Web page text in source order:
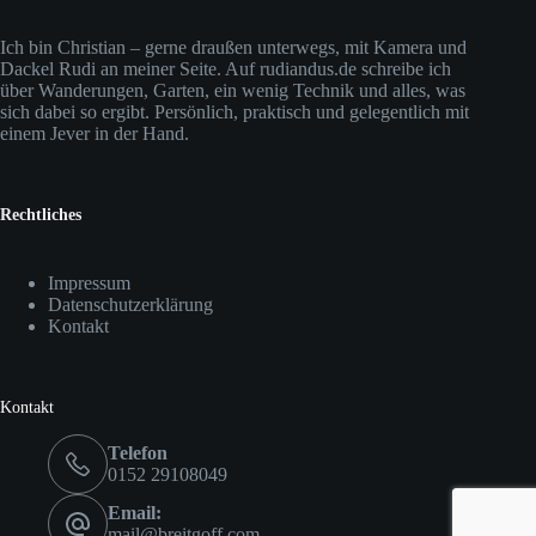
Ich bin Christian – gerne draußen unterwegs, mit Kamera und
Dackel Rudi an meiner Seite. Auf rudiandus.de schreibe ich
über Wanderungen, Garten, ein wenig Technik und alles, was
sich dabei so ergibt. Persönlich, praktisch und gelegentlich mit
einem Jever in der Hand.
Rechtliches
Impressum
Datenschutzerklärung
Kontakt
Kontakt
Telefon
0152 29108049
Email: